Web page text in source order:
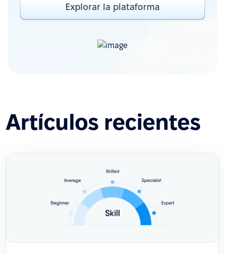
Explorar la plataforma
Artículos recientes